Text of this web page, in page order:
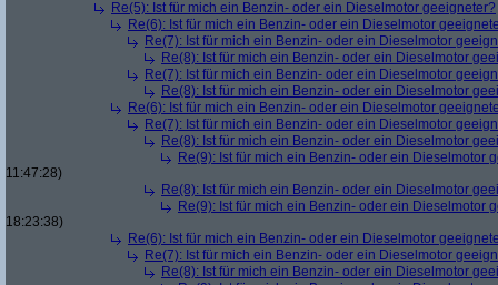
Re(5): Ist für mich ein Benzin- oder ein Dieselmotor geeigneter?
Re(6): Ist für mich ein Benzin- oder ein Dieselmotor
Re(7): Ist für mich ein Benzin- oder ein Dieselmotor
Re(8): Ist für mich ein Benzin- oder ein Dieselmotor
Re(7): Ist für mich ein Benzin- oder ein Dieselmotor
Re(8): Ist für mich ein Benzin- oder ein Dieselmotor
Re(6): Ist für mich ein Benzin- oder ein Dieselmotor
Re(7): Ist für mich ein Benzin- oder ein Dieselmotor
Re(8): Ist für mich ein Benzin- oder ein Dieselmotor
Re(9): Ist für mich ein Benzin- oder ein Dieselmotor
11:47:28)
Re(8): Ist für mich ein Benzin- oder ein Dieselmotor
Re(9): Ist für mich ein Benzin- oder ein Dieselmotor
18:23:38)
Re(6): Ist für mich ein Benzin- oder ein Dieselmotor
Re(7): Ist für mich ein Benzin- oder ein Dieselmotor
Re(8): Ist für mich ein Benzin- oder ein Dieselmotor